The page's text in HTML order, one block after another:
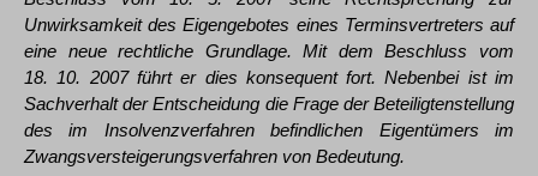
Unwirksamkeit des Eigengebotes eines Terminsvertreters auf
eine neue rechtliche Grundlage. Mit dem Beschluss vom
18. 10. 2007 führt er dies konsequent fort. Nebenbei ist im
Sachverhalt der Entscheidung die Frage der Beteiligtenstellung
des im Insolvenzverfahren befindlichen Eigentümers im
Zwangsversteigerungsverfahren von Bedeutung.